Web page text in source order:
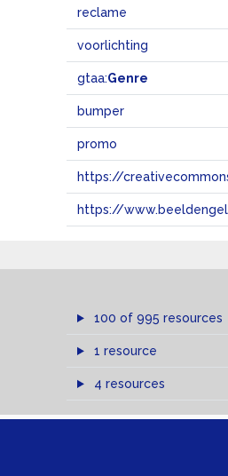
reclame
voorlichting
gtaa:Genre
bumper
promo
https://
https://
100 of 995 resources
1 resource
4 resources